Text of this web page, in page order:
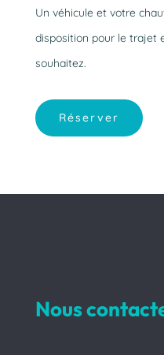
Un véhicule et votre
disposition pour le trajet
souhaitez.
Réserver
Nous